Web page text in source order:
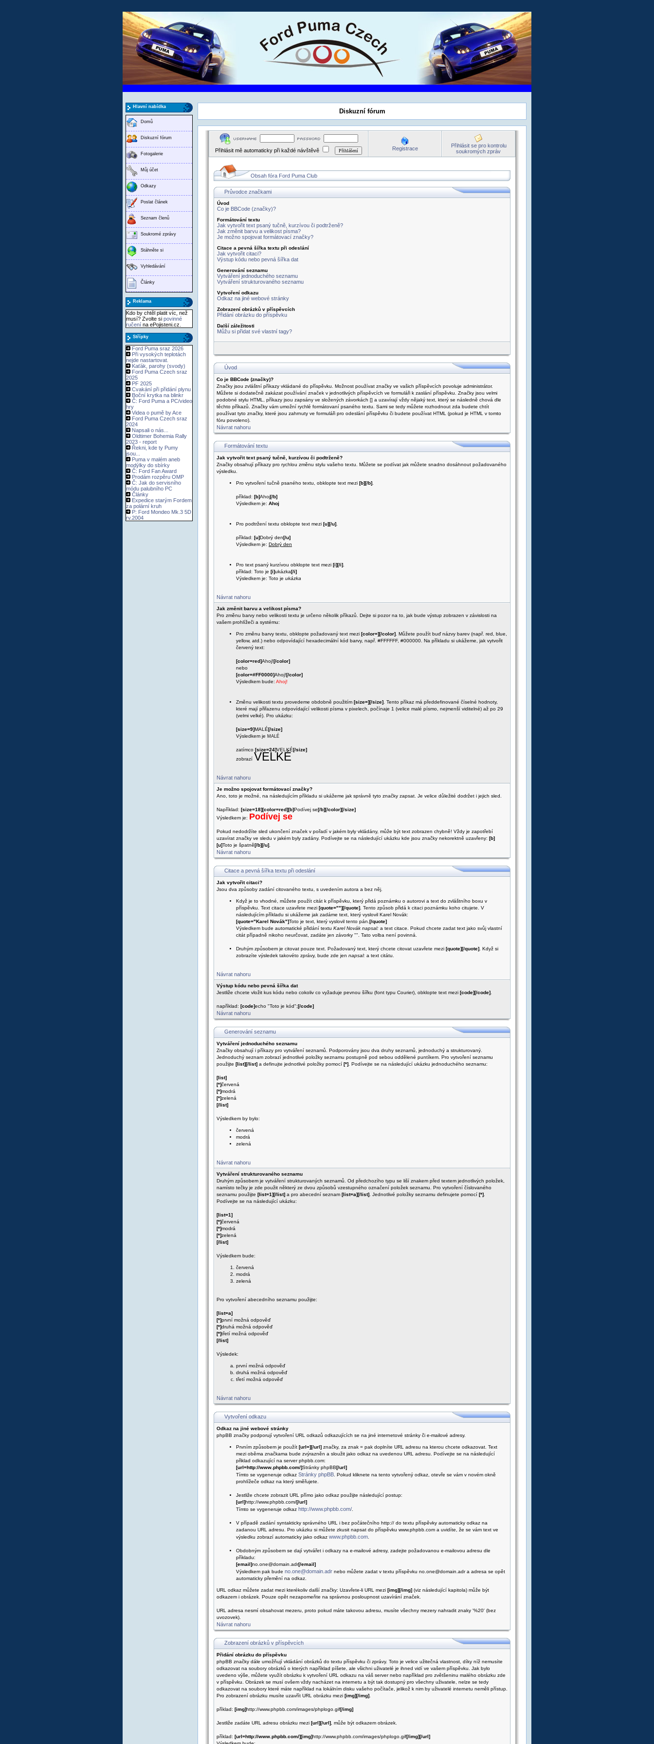
Hlavní nabídka
Domů
Diskuzní fórum
Fotogalerie
Můj účet
Odkazy
Poslat článek
Seznam členů
Soukromé zprávy
Stáhněte si
Vyhledávání
Články
Reklama
Kdo by chtěl platit víc, než
musí? Zvolte si povinné
ručení na ePojisteni.cz.
Střípky
Ford Puma sraz 2026
Při vysokých teplotách
nejde nastartovat.
Kaťák, parohy (svody)
Ford Puma Czech sraz
2025
PF 2025
Cvakání při přidání plynu
Boční krytka na blinkr
Č: Ford Puma a PC/video
hry
Videa o pumě by Ace
Ford Puma Czech sraz
2024
Napsali o nás...
Oldtimer Bohemia Rally
2023 - report
Řekni, kde ty Pumy
jsou...
Puma v malém aneb
modýlky do sbírky
Č: Ford Fan Award
Prodám rozpěru OMP
Č: Jak do servisního
módu palubního PC
Články
Expedice starým Fordem
za polární kruh
P: Ford Mondeo Mk.3 5D
rv.2004
Diskuzní fórum
Přihlásit mě automaticky při každé návštěvě Registrace
Přihlásit se pro kontrolu
soukromých zpráv
Obsah fóra Ford Puma Club
Průvodce značkami
Úvod
Co je BBCode (značky)?
Formátování textu
Jak vytvořit text psaný tučně, kurzívou či podtrženě?
Jak změnit barvu a velikost písma?
Je možno spojovat formátovací značky?
Citace a pevná šířka textu při odeslání
Jak vytvořit citaci?
Výstup kódu nebo pevná šířka dat
Generování seznamu
Vytváření jednoduchého seznamu
Vytváření strukturovaného seznamu
Vytvoření odkazu
Odkaz na jiné webové stránky
Zobrazení obrázků v příspěvcích
Přidání obrázku do příspěvku
Další záležitosti
Můžu si přidat své vlastní tagy?
Úvod
Co je BBCode (značky)?
Značky jsou zvláštní příkazy vkládané do příspěvku. Možnost používat značky ve vašich příspěvcích povoluje administrátor.
Můžete si dodatečně zakázat používání značek v jednotlivých příspěvcích ve formuláři k zaslání příspěvku. Značky jsou velmi
podobné stylu HTML, příkazy jsou zapsány ve složených závorkách [] a uzavírají vždy nějaký text, který se následně chová dle
těchto příkazů. Značky vám umožní rychlé formátovaní psaného textu. Sami se tedy můžete rozhodnout zda budete chtít
používat tyto značky, které jsou zahrnuty ve formuláři pro odeslání příspěvku či budete používat HTML (pokud je HTML v tomto
fóru povoleno).
Návrat nahoru
Formátování textu
Jak vytvořit text psaný tučně, kurzívou či podtrženě?
Značky obsahují příkazy pro rychlou změnu stylu vašeho textu. Můžete se podívat jak můžete snadno dosáhnout požadovaného
výsledku.
Pro vytvoření tučně psaného textu, obklopte text mezi [b][/b]
příklad: [b]Ahoj[/b]
Výsledkem je: Ahoj
Pro podtržení textu obklopte text mezi [u][/u]
příklad: [u]Dobrý den[/u]
Výsledkem je: Dobrý den
Pro text psaný kurzívou obklopte text mezi [i][/i]
příklad: Toto je [i]ukázka[/i]
Výsledkem je: Toto je ukázka
Návrat nahoru
Jak změnit barvu a velikost písma?
Pro změnu barvy nebo velikosti textu je určeno několik příkazů. Dejte si pozor na to, jak bude výstup zobrazen v závislosti na
vašem prohlížeči a systému:
Pro změnu barvy textu, obklopte požadovaný text mezi [color=][/color] . Můžete použít buď názvy barev (např. red, blue,
yellow, atd.) nebo odpovídající hexadecimální kód barvy, např. #FFFFFF, #000000. Na příkladu si ukážeme, jak vytvořit
červený text:
[color=red]Ahoj![/color]
nebo
[color=#FF0000]Ahoj![/color]
Výsledkem bude: Ahoj!
Změnu velikosti textu provedeme obdobně použitím [size=][/size] . Tento příkaz má předdefinované číselné hodnoty,
které mají přiřazenu odpovídající velikosti písma v pixelech, počínaje 1 (velice malé písmo, nejmenší viditelné) až po 29
(velmi velké). Pro ukázku:
[size=9]MALÉ[/size]
Výsledkem je MALÉ
zatímco [size=24]VELKÉ[/size]
zobrazí VELKÉ
Návrat nahoru
Je možno spojovat formátovací značky?
Ano, toto je možné, na následujícím příkladu si ukážeme jak správně tyto značky zapsat. Je velice důležité dodržet i jejich sled.
Například: [size=18][color=red][b]Podívej se[/b][/color][/size]
Výsledkem je: Podívej se
Pokud nedodržíte sled ukončení značek v pořadí v jakém byly vkládány, může být text zobrazen chybně! Vždy je zapotřebí
uzavírat značky ve sledu v jakém byly zadány. Podívejte se na následující ukázku kde jsou značky nekorektně uzavřeny: [b]
[u]Toto je špatně[/b][/u]
Návrat nahoru
Citace a pevná šířka textu při odeslání
Jak vytvořit citaci?
Jsou dva způsoby zadání citovaného textu, s uvedením autora a bez něj.
Když je to vhodné, můžete použít citát k příspěvku, který přidá poznámku o autorovi a text do zvláštního boxu v
příspěvku. Text citace uzavřete mezi [quote=""][/quote] . Tento způsob přidá k citaci poznámku koho citujete. V
následujícím příkladu si ukážeme jak zadáme text, který vyslovil Karel Novák:
[quote="Karel Novák"]Toto je text, který vyslovil tento pán. [/quote]
Výsledkem bude automatické přidání textu Karel Novák napsal: a text citace. Pokud chcete zadat text jako svůj vlastní
citát případně nikoho neurčovat, zadáte jen závorky "". Tato volba není povinná.
Druhým způsobem je citovat pouze text. Požadovaný text, který chcete citovat uzavřete mezi [quote][/quote] . Když si
zobrazíte výsledek takovéto zprávy, bude zde jen napsal: a text citátu.
Návrat nahoru
Výstup kódu nebo pevná šířka dat
Jestliže chcete vložit kus kódu nebo cokoliv co vyžaduje pevnou šířku (font typu Courier), obklopte text mezi [code][/code]
například: [code]echo "Toto je kód";[/code]
Návrat nahoru
Generování seznamu
Vytváření jednoduchého seznamu
Značky obsahují i příkazy pro vytváření seznamů. Podporovány jsou dva druhy seznamů, jednoduchý a strukturovaný.
Jednoduchý seznam zobrazí jednotlivé položky seznamu postupně pod sebou oddělené puntíkem. Pro vytvoření seznamu
použijte [list][/list] a definujte jednotlivé položky pomocí [*] . Podívejte se na následující ukázku jednoduchého seznamu:
[list]
[*]červená
[*]modrá
[*]zelená
[/list]
Výsledkem by bylo:
červená
modrá
zelená
Návrat nahoru
Vytváření strukturovaného seznamu
Druhým způsobem je vytváření strukturovaných seznamů. Od předchozího typu se liší znakem před textem jednotlivých položek,
namísto tečky je zde použit některý ze dvou způsobů vzestupného označení položek seznamu. Pro vytvoření číslovaného
seznamu použijte [list=1][/list] a pro abecední seznam [list=a][/list] . Jednotlivé položky seznamu definujete pomocí [*]
Podívejte se na následující ukázku:
[list=1]
[*]červená
[*]modrá
[*]zelená
[/list]
Výsledkem bude:
červená
modrá
zelená
Pro vytvoření abecedního seznamu použijte:
[list=a]
[*]první možná odpověď
[*]druhá možná odpověď
[*]třetí možná odpověď
[/list]
Výsledek:
první možná odpověď
druhá možná odpověď
třetí možná odpověď
Návrat nahoru
Vytvoření odkazu
Odkaz na jiné webové stránky
phpBB značky podporují vytvoření URL odkazů odkazujících se na jiné internetové stránky či e-mailové adresy.
Prvním způsobem je použít [url=][/url] značky, za znak = pak doplníte URL adresu na kterou chcete odkazovat. Text
mezi oběma značkama bude zvýrazněn a sloužit jako odkaz na uvedenou URL adresu. Podívejte se na následující
přiklad odkazující na server phpbb.com:
[url=http://www.phpbb.com/]Stránky phpBB[/url]
Tímto se vygeneruje odkaz Stránky phpBB . Pokud kliknete na tento vytvořený odkaz, otevře se vám v novém okně
prohlížeče odkaz na který směřujete.
Jestliže chcete zobrazit URL přímo jako odkaz použijte následující postup:
[url]http://www.phpbb.com/[/url]
Tímto se vygeneruje odkaz http://www.phpbb.com/
V případě zadání syntakticky správného URL i bez počátečního http:// do textu příspěvky automaticky odkaz na
zadanou URL adresu. Pro ukázku si můžete zkusit napsat do příspěvku www.phpbb.com a uvidíte, že se vám text ve
výsledku zobrazí automaticky jako odkaz www.phpbb.com
Obdobným způsobem se dají vytvářet i odkazy na e-mailové adresy, zadejte požadovanou e-mailovou adresu dle
příkladu:
[email]no.one@domain.adr[/email]
Výsledkem pak bude no.one@domain.adr nebo můžete zadat v textu příspěvku no.one@domain.adr a adresa se opět
automaticky přemění na odkaz.
URL odkaz můžete zadat mezi kterékoliv další značky: Uzavřete-li URL mezi [img][/img] (viz následující kapitola) může být
odkazem i obrázek. Pouze opět nezapomeňte na správnou posloupnost uzavírání značek.
URL adresa nesmí obsahovat mezeru, proto pokud máte takovou adresu, musíte všechny mezery nahradit znaky '%20' (bez
uvozovek).
Návrat nahoru
Zobrazení obrázků v příspěvcích
Přidání obrázku do příspěvku
phpBB značky dále umožňují vkládání obrázků do textu příspěvku či zprávy. Toto je velice užitečná vlastnost, díky níž nemusíte
odkazovat na soubory obrázků o kterých například píšete, ale všichni uživatelé je ihned vidí ve vašem příspěvku. Jak bylo
uvedeno výše, můžete využít obrázku k vytvoření URL odkazu na váš server nebo například pro zvětšeninu malého obrázku zde
v příspěvku. Obrázek se musí ovšem vždy nacházet na internetu a být tak dostupný pro všechny uživatele, nelze se tedy
odkazovat na soubory které máte například na lokálním disku vašeho počítače, jelikož k nim by uživatelé internetu neměli přístup.
Pro zobrazení obrázku musíte uzavřít URL obrázku mezi [img][/img]
příklad: [img]http://www.phpbb.com/images/phplogo.gif[/img]
Jestliže zadáte URL adresu obrázku mezi [url][/url] , může být odkazem obrázek.
příklad: [url=http://www.phpbb.com/][img]http://www.phpbb.com/images/phplogo.gif[/img][/url]